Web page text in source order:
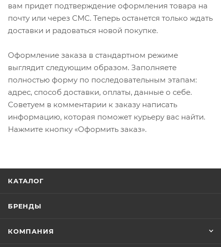
вам придет подтверждение оформления товара на
почту или через СМС. Теперь останется только ждать
доставки и радоваться новой покупке.
Оформление заказа в стандартном режиме
выглядит следующим образом. Заполняете
полностью форму по последовательным этапам:
адрес, способ доставки, оплаты, данные о себе.
Советуем в комментарии к заказу написать
информацию, которая поможет курьеру вас найти.
Нажмите кнопку «Оформить заказ».
КАТАЛОГ
БРЕНДЫ
КОМПАНИЯ